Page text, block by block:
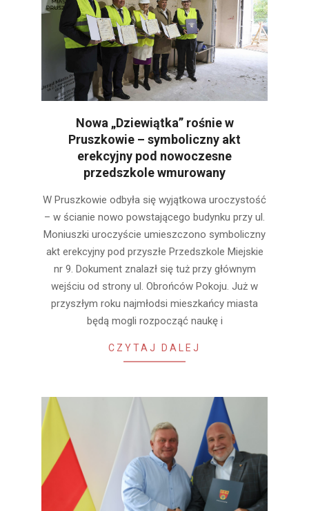
Nowa „Dziewiątka” rośnie w
Pruszkowie – symboliczny akt
erekcyjny pod nowoczesne
przedszkole wmurowany
10-
W Pruszkowie odbyła się wyjątkowa uroczystość
– w ścianie nowo powstającego budynku przy ul.
Moniuszki uroczyście umieszczono symboliczny
akt erekcyjny pod przyszłe Przedszkole Miejskie
nr 9. Dokument znalazł się tuż przy głównym
wejściu od strony ul. Obrońców Pokoju. Już w
przyszłym roku najmłodsi mieszkańcy miasta
będą mogli rozpocząć naukę i
CZYTAJ DALEJ